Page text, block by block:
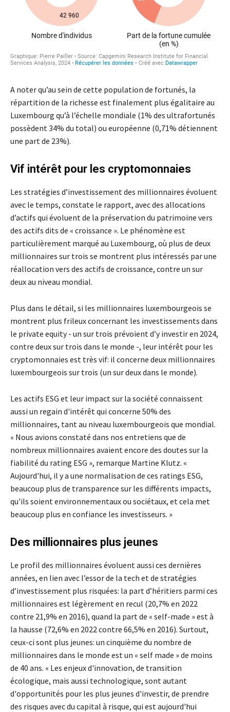
A noter qu’au sein de cette population de fortunés, la
répartition de la richesse est finalement plus égalitaire au
Luxembourg qu’à l’échelle mondiale (1% des ultrafortunés
possèdent 34% du total) ou européenne (0,71% détiennent
une part de 23%).
Vif intérêt pour les cryptomonnaies
Les stratégies d’investissement des millionnaires évoluent
avec le temps, constate le rapport, avec des allocations
d’actifs qui évoluent de la préservation du patrimoine vers
des actifs dits de « croissance ». Le phénomène est
particulièrement marqué au Luxembourg, où plus de deux
millionnaires sur trois se montrent plus intéressés par une
réallocation vers des actifs de croissance, contre un sur
deux au niveau mondial.
Plus dans le détail, si les millionnaires luxembourgeois se
montrent plus frileux concernant les investissements dans
le private equity - un sur trois prévoient d’y investir en 2024,
contre deux sur trois dans le monde -, leur intérêt pour les
cryptomonnaies est très vif: il concerne deux millionnaires
luxembourgeois sur trois (un sur deux dans le monde).
Les actifs ESG et leur impact sur la société connaissent
aussi un regain d'intérêt qui concerne 50% des
millionnaires, tant au niveau luxembourgeois que mondial.
« Nous avions constaté dans nos entretiens que de
nombreux millionnaires avaient encore des doutes sur la
fiabilité du rating ESG », remarque Martine Klutz. «
Aujourd'hui, il y a une normalisation de ces ratings ESG,
beaucoup plus de transparence sur les différents impacts,
qu'ils soient environnementaux ou sociétaux, et cela met
beaucoup plus en confiance les investisseurs. »
Des millionnaires plus jeunes
Le profil des millionnaires évoluent aussi ces dernières
années, en lien avec l’essor de la tech et de stratégies
d’investissement plus risquées: la part d’héritiers parmi ces
millionnaires est légèrement en recul (20,7% en 2022
contre 21,9% en 2016), quand la part de « self-made » est à
la hausse (72,6% en 2022 contre 66,5% en 2016). Surtout,
ceux-ci sont plus jeunes: un cinquième du nombre de
millionnaires dans le monde est un « self made » de moins
de 40 ans. « Les enjeux d'innovation, de transition
écologique, mais aussi technologique, sont autant
d'opportunités pour les plus jeunes d'investir, de prendre
des risques avec du capital à risque, qui est aujourd'hui